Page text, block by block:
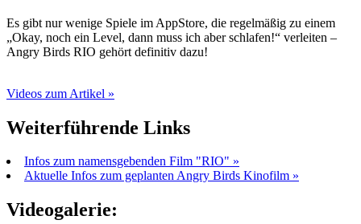
Es gibt nur wenige Spiele im AppStore, die regelmäßig zu einem
„Okay, noch ein Level, dann muss ich aber schlafen!“ verleiten –
Angry Birds RIO gehört definitiv dazu!
Videos zum Artikel »
Weiterführende Links
Infos zum namensgebenden Film "RIO" »
Aktuelle Infos zum geplanten Angry Birds Kinofilm »
Videogalerie: